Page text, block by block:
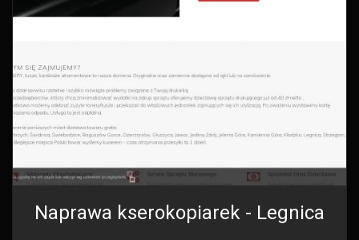
Naprawa kserokopiarek - Legnica